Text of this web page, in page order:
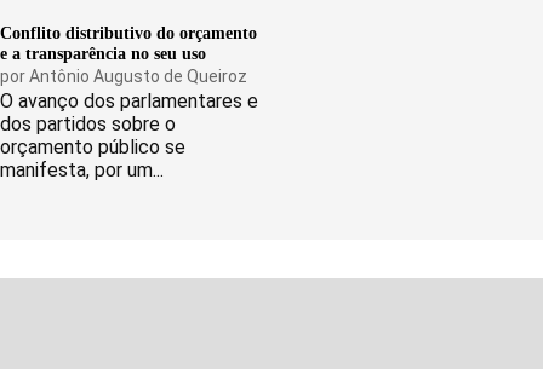
Conflito distributivo do orçamento
e a transparência no seu uso
porAntônio Augusto de Queiroz
O avanço dos parlamentares e
dos partidos sobre o
orçamento público se
manifesta, por um...